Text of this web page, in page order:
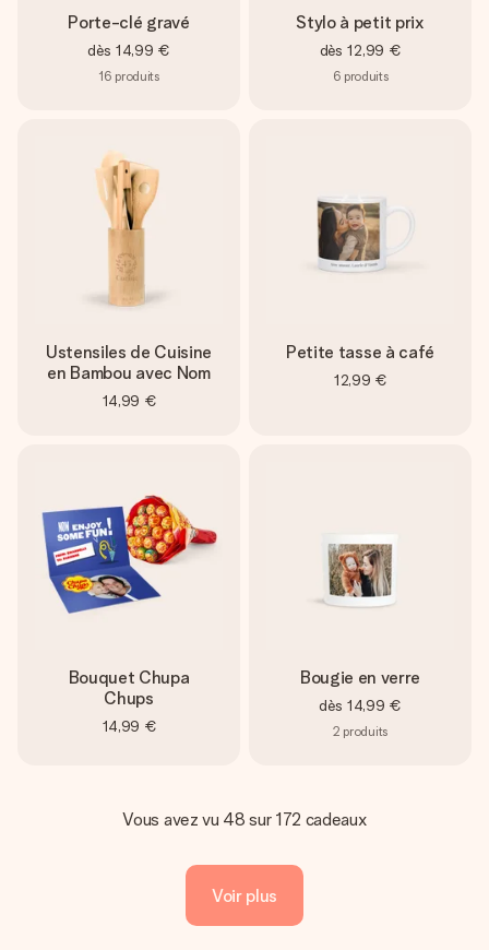
Porte-clé gravé
dès 14,99 €
16 produits
Stylo à petit prix
dès 12,99 €
6 produits
Ustensiles de Cuisine
en Bambou avec Nom
14,99 €
Petite tasse à café
12,99 €
Bouquet Chupa
Chups
14,99 €
Bougie en verre
dès 14,99 €
2 produits
Vous avez vu 48 sur 172 cadeaux
Voir plus